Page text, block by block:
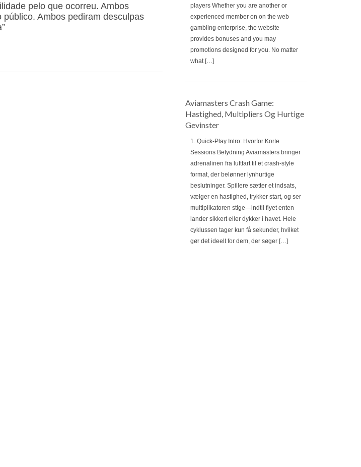
pelo que ocorreu. Ambos
Ambos pediram desculpas
players Whether you are another or
experienced member on on the web
gambling enterprise, the website
provides bonuses and you may
promotions designed for you. No matter
what […]
Aviamasters Crash Game:
Hastighed, Multipliers Og Hurtige
Gevinster
1. Quick‑Play Intro: Hvorfor Korte
Sessions Betydning Aviamasters bringer
adrenalinen fra luftfart til et crash‑style
format, der belønner lynhurtige
beslutninger. Spillere sætter et indsats,
vælger en hastighed, trykker start, og ser
multiplikatoren stige—indtil flyet enten
lander sikkert eller dykker i havet. Hele
cyklussen tager kun få sekunder, hvilket
gør det ideelt for dem, der søger […]